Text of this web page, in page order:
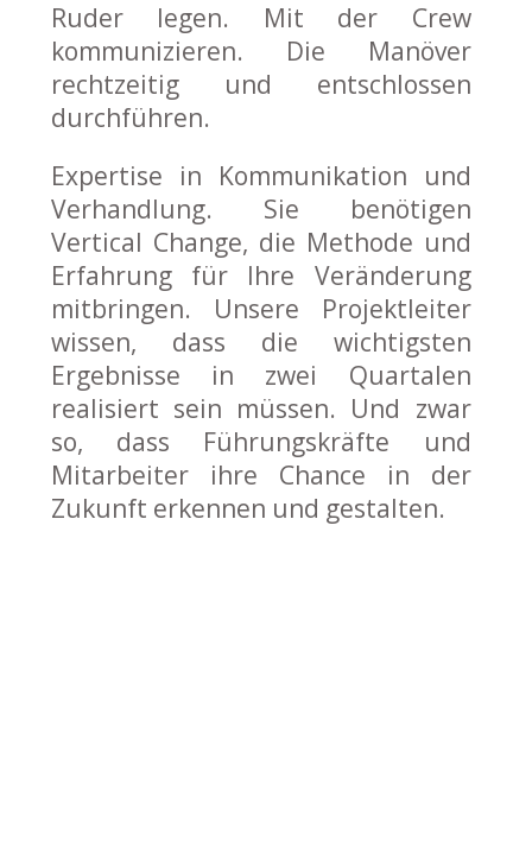
Ruder legen. Mit der Crew
kommunizieren. Die Manöver
rechtzeitig und entschlossen
durchführen.
Expertise in Kommunikation und
Verhandlung. Sie benötigen
Vertical Change, die Methode und
Erfahrung für Ihre Veränderung
mitbringen. Unsere Projektleiter
wissen, dass die wichtigsten
Ergebnisse in zwei Quartalen
realisiert sein müssen. Und zwar
so, dass Führungskräfte und
Mitarbeiter ihre Chance in der
Zukunft erkennen und gestalten.